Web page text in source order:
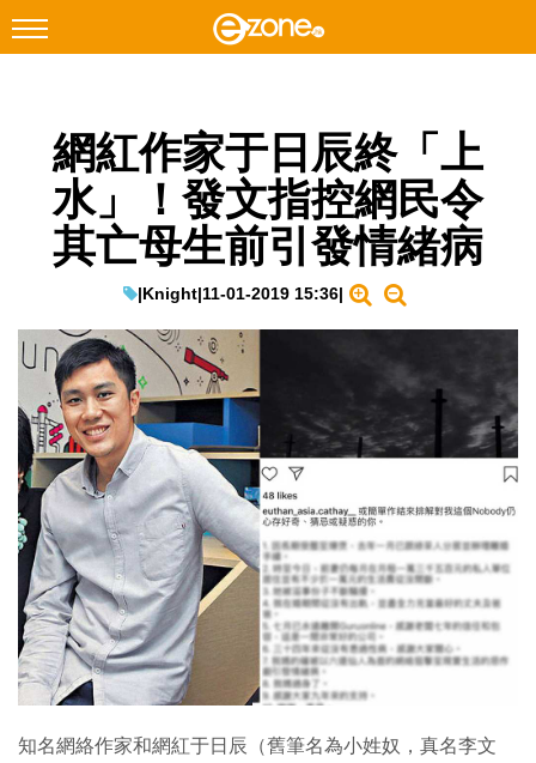
Facebook Instagram
科技焦點
網絡生活
教學評測
EduTech
IT Times
生成式AI與雲端應用
Enterprise Digital Transformation
特集
網紅作家于日辰終「上
水」！發文指控網民令
其亡母生前引發情緒病
|Knight|11-01-2019 15:36|
知名網絡作家和網紅于日辰（舊筆名為小姓奴，真名李文